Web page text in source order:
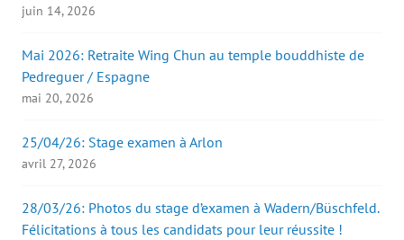
juin 14, 2026
Mai 2026: Retraite Wing Chun au temple bouddhiste de
Pedreguer / Espagne
mai 20, 2026
25/04/26: Stage examen à Arlon
avril 27, 2026
28/03/26: Photos du stage d’examen à Wadern/Büschfeld.
Félicitations à tous les candidats pour leur réussite !